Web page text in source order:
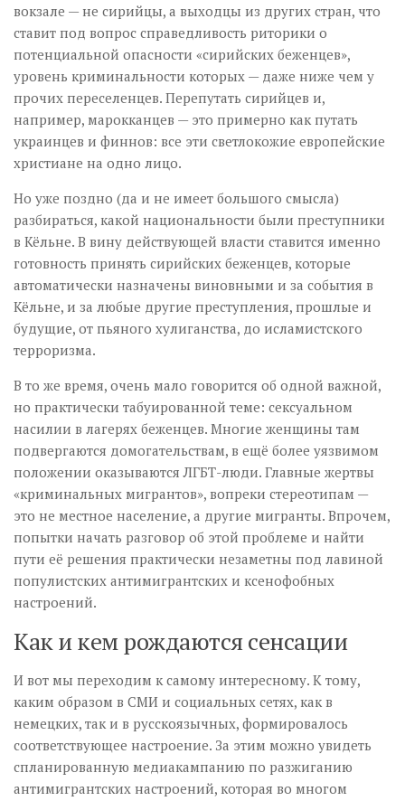
вокзале — не сирийцы, а выходцы из других стран, что
ставит под вопрос справедливость риторики о
потенциальной опасности «сирийских беженцев»,
уровень криминальности которых — даже ниже чем у
прочих переселенцев. Перепутать сирийцев и,
например, марокканцев — это примерно как путать
украинцев и финнов: все эти светлокожие европейские
христиане на одно лицо.
Но уже поздно (да и не имеет большого смысла)
разбираться, какой национальности были преступники
в Кёльне. В вину действующей власти ставится именно
готовность принять сирийских беженцев, которые
автоматически назначены виновными и за события в
Кёльне, и за любые другие преступления, прошлые и
будущие, от пьяного хулиганства, до исламистского
терроризма.
В то же время, очень мало говорится об одной важной,
но практически табуированной теме: сексуальном
насилии в лагерях беженцев. Многие женщины там
подвергаются домогательствам, в ещё более уязвимом
положении оказываются ЛГБТ-люди. Главные жертвы
«криминальных мигрантов», вопреки стереотипам —
это не местное население, а другие мигранты. Впрочем,
попытки начать разговор об этой проблеме и найти
пути её решения практически незаметны под лавиной
популистских антимигрантских и ксенофобных
настроений.
Как и кем рождаются сенсации
И вот мы переходим к самому интересному. К тому,
каким образом в СМИ и социальных сетях, как в
немецких, так и в русскоязычных, формировалось
соответствующее настроение. За этим можно увидеть
спланированную медиакампанию по разжиганию
антимигрантских настроений, которая во многом